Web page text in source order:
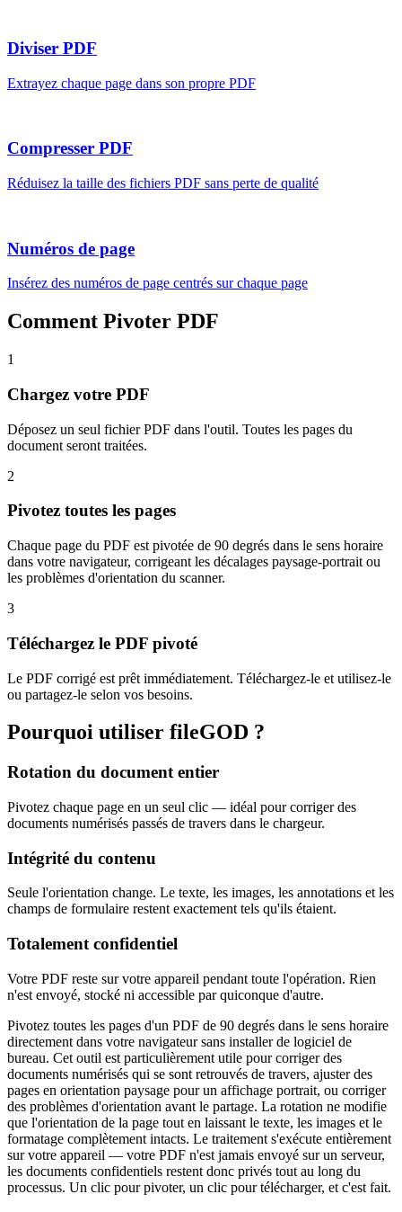
Diviser PDF
Extrayez chaque page dans son propre PDF
Compresser PDF
Réduisez la taille des fichiers PDF sans perte de qualité
Numéros de page
Insérez des numéros de page centrés sur chaque page
Comment Pivoter PDF
1
Chargez votre PDF
Déposez un seul fichier PDF dans l'outil. Toutes les pages du
document seront traitées.
2
Pivotez toutes les pages
Chaque page du PDF est pivotée de 90 degrés dans le sens horaire
dans votre navigateur, corrigeant les décalages paysage-portrait ou
les problèmes d'orientation du scanner.
3
Téléchargez le PDF pivoté
Le PDF corrigé est prêt immédiatement. Téléchargez-le et utilisez-le
ou partagez-le selon vos besoins.
Pourquoi utiliser fileGOD ?
Rotation du document entier
Pivotez chaque page en un seul clic — idéal pour corriger des
documents numérisés passés de travers dans le chargeur.
Intégrité du contenu
Seule l'orientation change. Le texte, les images, les annotations et les
champs de formulaire restent exactement tels qu'ils étaient.
Totalement confidentiel
Votre PDF reste sur votre appareil pendant toute l'opération. Rien
n'est envoyé, stocké ni accessible par quiconque d'autre.
Pivotez toutes les pages d'un PDF de 90 degrés dans le sens horaire
directement dans votre navigateur sans installer de logiciel de
bureau. Cet outil est particulièrement utile pour corriger des
documents numérisés qui se sont retrouvés de travers, ajuster des
pages en orientation paysage pour un affichage portrait, ou corriger
des problèmes d'orientation avant le partage. La rotation ne modifie
que l'orientation de la page tout en laissant le texte, les images et le
formatage complètement intacts. Le traitement s'exécute entièrement
sur votre appareil — votre PDF n'est jamais envoyé sur un serveur,
les documents confidentiels restent donc privés tout au long du
processus. Un clic pour pivoter, un clic pour télécharger, et c'est fait.